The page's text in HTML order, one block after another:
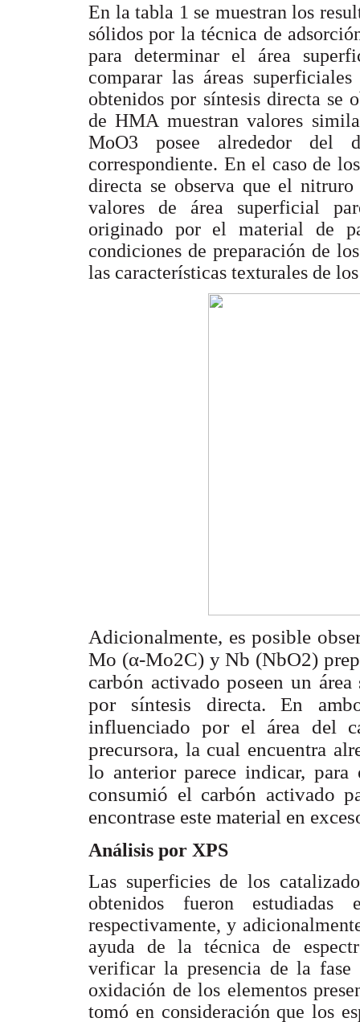
En la tabla 1 se muestran los
sólidos por la técnica de
para determinar el área
comparar las áreas
obtenidos por síntesis directa se
de HMA muestran valores
MoO3 posee alrededor del
correspondiente. En el caso de
directa se observa que el
valores de área superficial
originado por el material de
condiciones de preparación de
las características texturales de
Adicionalmente, es posible
Mo (α-Mo2C) y Nb (NbO2)
carbón activado poseen un
por síntesis directa. En
influenciado por el área del
precursora, la cual encuentra
lo anterior parece indicar,
consumió el carbón activado
encontrase este material en
Análisis por XPS
Las superficies de los
obtenidos fueron
respectivamente, y
ayuda de la técnica de
verificar la presencia de la
oxidación de los elementos
tomó en consideración que los